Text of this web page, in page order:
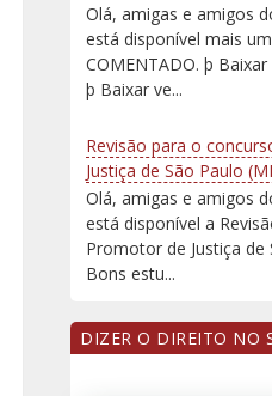
Olá, amigas e amigos
está disponível mais
COMENTADO. þ
þ Baixar ve...
Revisão para o
Justiça de São Paulo
Olá, amigas e amigos
está disponível a
Promotor de Justiça de
Bons estu...
DIZER O DIREITO NO